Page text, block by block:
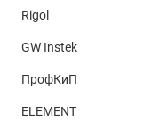
Rigol
GW Instek
ПрофКиП
ELEMENT